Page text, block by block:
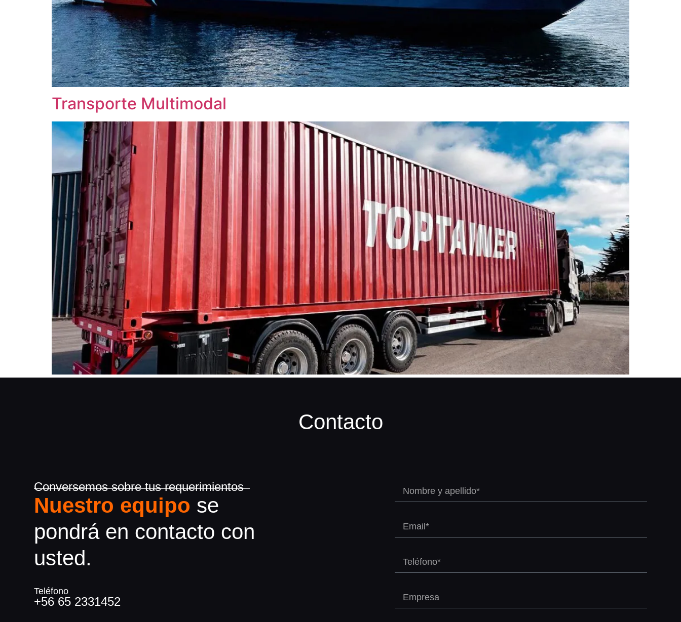
Transporte Multimodal
Contacto
Conversemos sobre tus requerimientos
Nuestro equipo se
pondrá en contacto con
usted.
Teléfono
+56 65 2331452